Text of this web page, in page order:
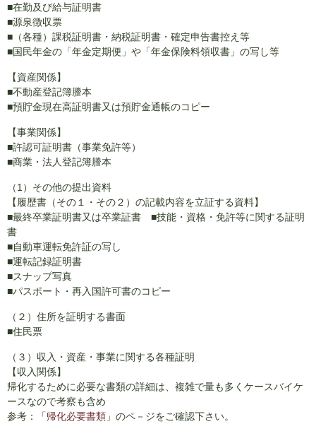
■在勤及び給与証明書
■源泉徴収票
■（各種）課税証明書・納税証明書・確定申告書控え等
■国民年金の「年金定期便」や「年金保険料領収書」の写し等
【資産関係】
■不動産登記簿謄本
■預貯金現在高証明書又は預貯金通帳のコピー
【事業関係】
■許認可証明書（事業免許等）
■商業・法人登記簿謄本
（1）その他の提出資料
【履歴書（その１・その２）の記載内容を立証する資料】
■最終卒業証明書又は卒業証書 ■技能・資格・免許等に関する証明
書
■自動車運転免許証の写し
■運転記録証明書
■スナップ写真
■パスポート・再入国許可書のコピー
（２）住所を証明する書面
■住民票
（３）収入・資産・事業に関する各種証明
【収入関係】
帰化するために必要な書類の詳細は、複雑で量も多くケースバイケ
ースなので考察も含め
参考：「帰化必要書類 」のペ－ジをご確認下さい。